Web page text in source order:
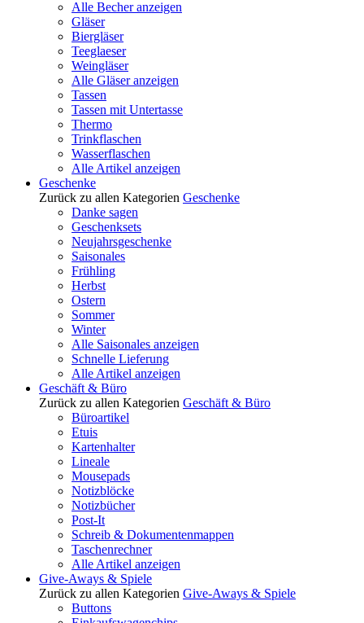
Alle Becher anzeigen
Gläser
Biergläser
Teeglaeser
Weingläser
Alle Gläser anzeigen
Tassen
Tassen mit Untertasse
Thermo
Trinkflaschen
Wasserflaschen
Alle Artikel anzeigen
Geschenke
Zurück zu allen Kategorien Geschenke
Danke sagen
Geschenksets
Neujahrsgeschenke
Saisonales
Frühling
Herbst
Ostern
Sommer
Winter
Alle Saisonales anzeigen
Schnelle Lieferung
Alle Artikel anzeigen
Geschäft & Büro
Zurück zu allen Kategorien Geschäft & Büro
Büroartikel
Etuis
Kartenhalter
Lineale
Mousepads
Notizblöcke
Notizbücher
Post-It
Schreib & Dokumentenmappen
Taschenrechner
Alle Artikel anzeigen
Give-Aways & Spiele
Zurück zu allen Kategorien Give-Aways & Spiele
Buttons